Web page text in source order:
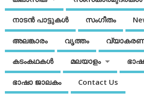
നാടന്‍ പാട്ടുകള്‍ സംഗീതം
അലങ്കാരം വൃത്തം
കടംകഥകള്‍ മലയാളം
ഭാഷാ ജാലകം Contact Us